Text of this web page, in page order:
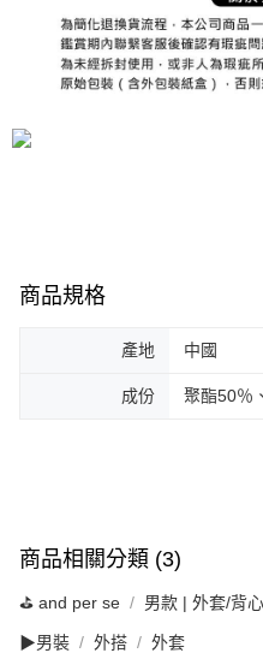
商品規格
產地 中國
成份 聚酯50％
商品相關分類 (3)
⛳️ and per se 男款 | 外套/背心
▶男裝 外搭 外套